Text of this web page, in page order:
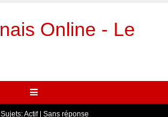
Online - Le
Sujets:Actif| Sans réponse